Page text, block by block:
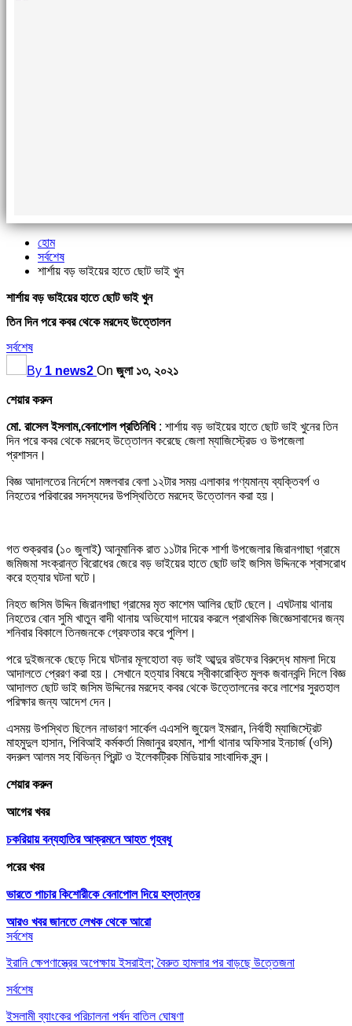
হোম
সর্বশেষ
শার্শায় বড় ভাইয়ের হাতে ছোট ভাই খুন
শার্শায় বড় ভাইয়ের হাতে ছোট ভাই খুন
তিন দিন পরে কবর থেকে মরদেহ উত্তোলন
সর্বশেষ
By 1 news2 On জুলা ১৩, ২০২১
শেয়ার করুন
মো. রাসেল ইসলাম,বেনাপোল প্রতিনিধি: শার্শায় বড় ভাইয়ের হাতে ছোট ভাই খুনের তিন
দিন পরে কবর থেকে মরদেহ উত্তোলন করেছে জেলা ম্যাজিস্ট্রেড ও উপজেলা
প্রশাসন।
বিজ্ঞ আদালতের নির্দেশে মঙ্গলবার বেলা ১২টার সময় এলাকার গণ্যমান্য ব্যক্তিবর্গ ও
নিহতের পরিবারের সদস্যদের উপস্থিতিতে মরদেহ উত্তোলন করা হয়।
গত শুক্রবার (১০ জুলাই) আনুমানিক রাত ১১টার দিকে শার্শা উপজেলার জিরানগাছা গ্রামে
জমিজমা সংক্রান্ত বিরোধের জেরে বড় ভাইয়ের হাতে ছোট ভাই জসিম উদ্দিনকে শ্বাসরোধ
করে হত্যার ঘটনা ঘটে।
নিহত জসিম উদ্দিন জিরানগাছা গ্রামের মৃত কাশেম আলির ছোট ছেলে। এঘটনায় থানায়
নিহতের বোন সুমি খাতুন বাদী থানায় অভিযোগ দায়ের করলে প্রাথমিক জিজ্ঞেসাবাদের জন্য
শনিবার বিকালে তিনজনকে গ্রেফতার করে পুলিশ।
পরে দুইজনকে ছেড়ে দিয়ে ঘটনার মূলহোতা বড় ভাই আব্দুর রউফের বিরুদ্ধে মামলা দিয়ে
আদালতে প্রেরণ করা হয়। সেখানে হত্যার বিষয়ে স্বীকারোক্তি মুলক জবানবন্দি দিলে বিজ্ঞ
আদালত ছোট ভাই জসিম উদ্দিনের মরদেহ কবর থেকে উত্তোলনের করে লাশের সুরতহাল
পরিক্ষার জন্য আদেশ দেন।
এসময় উপস্থিত ছিলেন নাভারণ সার্কেল এএসপি জুয়েল ইমরান, নির্বাহী ম্যাজিস্ট্রেট
মাহমুদুল হাসান, পিবিআই কর্মকর্তা মিজানুর রহমান, শার্শা থানার অফিসার ইনচার্জ (ওসি)
বদরুল আলম সহ বিভিন্ন প্রিন্ট ও ইলেকট্রিক মিডিয়ার সাংবাদিক বৃন্দ।
শেয়ার করুন
আগের খবর
চকরিয়ায় বন্যহাতির আক্রমনে আহত গৃহবধূ
পরের খবর
ভারতে পাচার কিশোরীকে বেনাপোল দিয়ে হস্তান্তর
আরও খবর জানতে লেখক থেকে আরো
সর্বশেষ
ইরানি ক্ষেপণাস্ত্রের অপেক্ষায় ইসরাইল; বৈরুত হামলার পর বাড়ছে উত্তেজনা
সর্বশেষ
ইসলামী ব্যাংকের পরিচালনা পর্ষদ বাতিল ঘোষণা